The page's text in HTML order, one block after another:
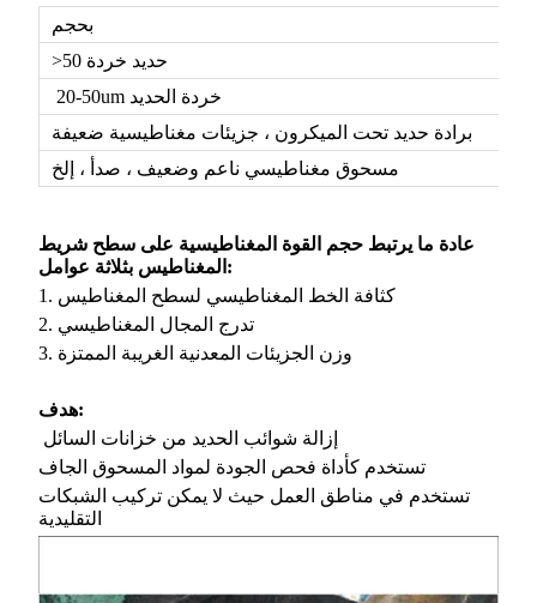
بحجم
>50 حديد خردة
20-50um خردة الحديد
برادة حديد تحت الميكرون ، جزيئات مغناطيسية ضعيفة
مسحوق مغناطيسي ناعم وضعيف ، صدأ ، إلخ
عادة ما يرتبط حجم القوة المغناطيسية على سطح شريط
المغناطيس بثلاثة عوامل:
1. كثافة الخط المغناطيسي لسطح المغناطيس
2. تدرج المجال المغناطيسي
3. وزن الجزيئات المعدنية الغريبة الممتزة
هدف:
إزالة شوائب الحديد من خزانات السائل
تستخدم كأداة فحص الجودة لمواد المسحوق الجاف
تستخدم في مناطق العمل حيث لا يمكن تركيب الشبكات
التقليدية